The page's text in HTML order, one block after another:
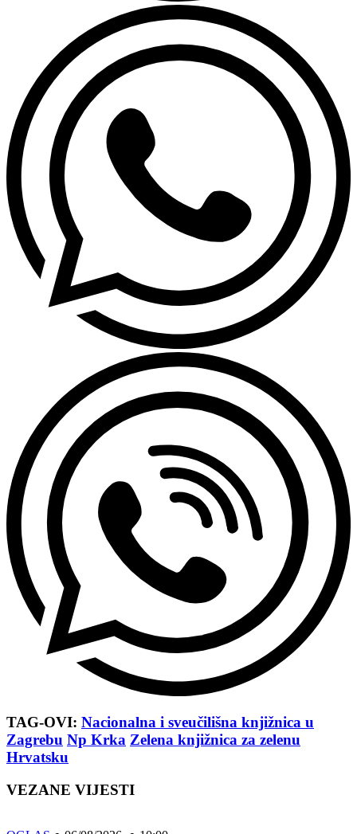
TAG-OVI: Nacionalna i sveučilišna knjižnica u
Zagrebu Np Krka Zelena knjižnica za zelenu
Hrvatsku
VEZANE VIJESTI